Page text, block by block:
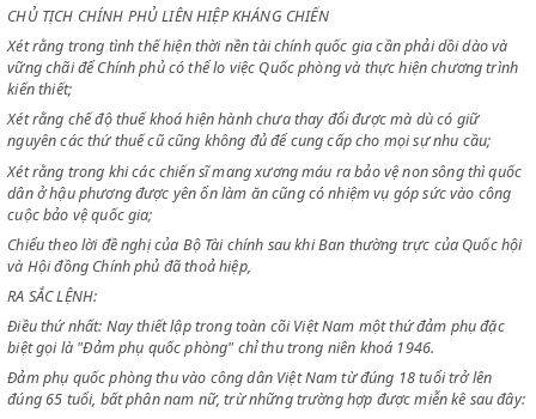
Số 48 ngày 10 tháng 4 năm 1946
CHỦ TỊCH CHÍNH PHỦ LIÊN HIỆP KHÁNG CHIẾN
Xét rằng trong tình thế hiện thời nền tài chính quốc gia cần phải dồi
vững chãi để Chính phủ có thể lo việc Quốc phòng và thực hiện
kiến thiết;
Xét rằng chế độ thuế khoá hiện hành chưa thay đổi được mà dù có giữ
nguyên các thứ thuế cũ cũng không đủ để cung cấp cho mọi sự nhu
Xét rằng trong khi các chiến sĩ mang xương máu ra bảo vệ non sông
dân ở hậu phương được yên ổn làm ăn cũng có nhiệm vụ góp sức vào
cuộc bảo vệ quốc gia;
Chiểu theo lời đề nghị của Bộ Tài chính sau khi Ban thường trực của
và Hội đồng Chính phủ đã thoả hiệp,
RA SẮC LỆNH:
Điều thứ nhất: Nay thiết lập trong toàn cõi Việt Nam một thứ đảm phụ